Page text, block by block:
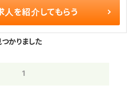
人を紹介してもらう
かりました
1